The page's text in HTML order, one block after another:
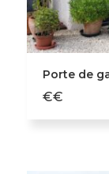
Porte de
€€